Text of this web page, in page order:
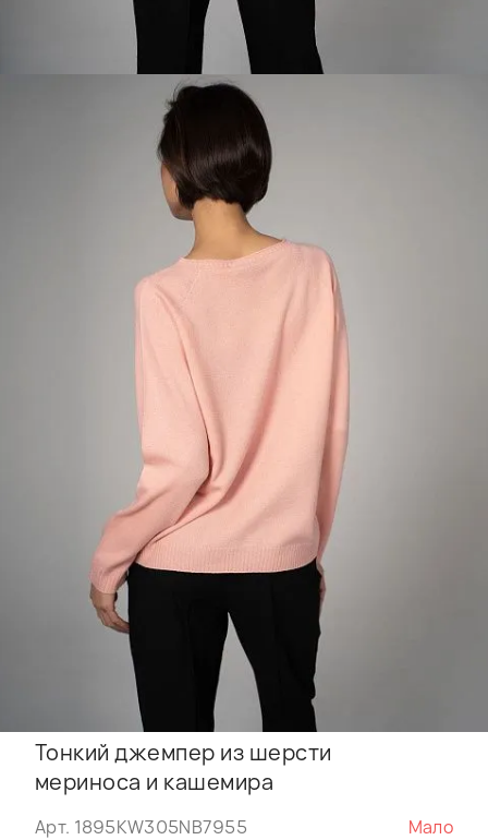
Тонкий джемпер из шерсти
мериноса и кашемира
Арт. 1895KW305NB7955
Мало